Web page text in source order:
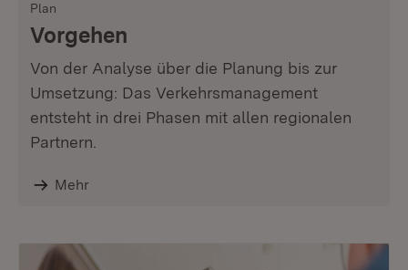
Plan
Vorgehen
Von der Analyse über die Planung bis zur
Umsetzung: Das Verkehrsmanagement
entsteht in drei Phasen mit allen regionalen
Partnern.
Mehr